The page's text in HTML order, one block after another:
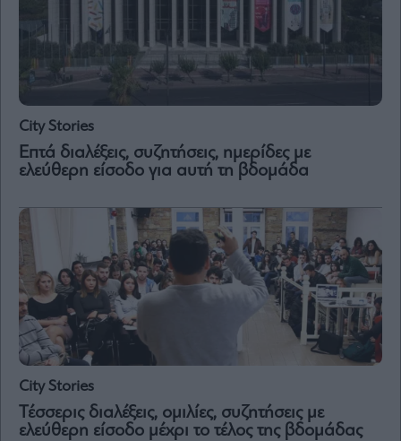
City Stories
Επτά διαλέξεις, συζητήσεις, ημερίδες με
ελεύθερη είσοδο για αυτή τη βδομάδα
City Stories
Τέσσερις διαλέξεις, ομιλίες, συζητήσεις με
ελεύθερη είσοδο μέχρι το τέλος της βδομάδας